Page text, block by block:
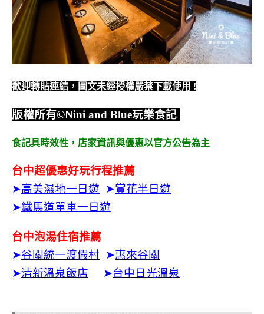
歡迎轉貼連結，圖文未經授權嚴禁下載使用 !
版權所有©Nini and Blue玩樂食記
食記具時效性， 店家資訊與優惠以官方公告為主
台中超優惠好玩行程推薦
➤高美濕地一日遊 ➤賞花半日遊
➤鐵馬道單車一日遊
台中泡湯住宿推薦
➤谷關統一渡假村 ➤惠來谷關
➤清新溫泉飯店 ➤台中日光溫泉